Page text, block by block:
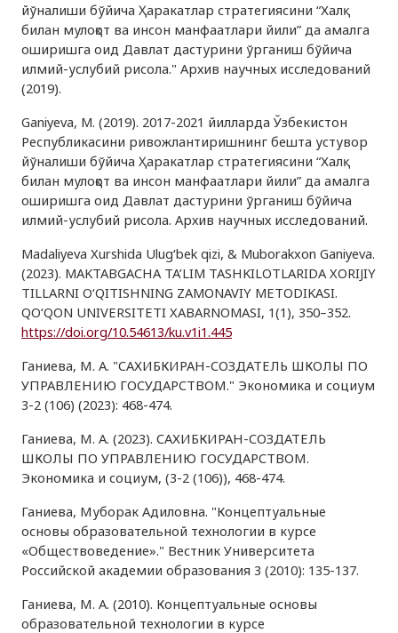
йўналиши бўйича Ҳаракатлар стратегиясини “Халқ
билан мулоқот ва инсон манфаатлари йили” да амалга
оширишга оид Давлат дастурини ўрганиш бўйича
илмий-услубий рисола." Архив научных исследований
(2019).
Ganiyeva, M. (2019). 2017-2021 йилларда Ўзбекистон
Республикасини ривожлантиришнинг бешта устувор
йўналиши бўйича Ҳаракатлар стратегиясини “Халқ
билан мулоқот ва инсон манфаатлари йили” да амалга
оширишга оид Давлат дастурини ўрганиш бўйича
илмий-услубий рисола. Архив научных исследований.
Madaliyeva Xurshida Ulug‘bek qizi, & Muborakxon Ganiyeva.
(2023). MAKTABGACHA TA’LIM TASHKILOTLARIDA XORIJIY
TILLARNI O‘QITISHNING ZAMONAVIY METODIKASI.
QO‘QON UNIVERSITETI XABARNOMASI, 1(1), 350–352.
https://doi.org/10.54613/ku.v1i1.445
Ганиева, М. А. "САХИБКИРАН-СОЗДАТЕЛЬ ШКОЛЫ ПО
УПРАВЛЕНИЮ ГОСУДАРСТВОМ." Экономика и социум
3-2 (106) (2023): 468-474.
Ганиева, М. А. (2023). САХИБКИРАН-СОЗДАТЕЛЬ
ШКОЛЫ ПО УПРАВЛЕНИЮ ГОСУДАРСТВОМ.
Экономика и социум, (3-2 (106)), 468-474.
Ганиева, Муборак Адиловна. "Концептуальные
основы образовательной технологии в курсе
«Обществоведение»." Вестник Университета
Российской академии образования 3 (2010): 135-137.
Ганиева, М. А. (2010). Концептуальные основы
образовательной технологии в курсе